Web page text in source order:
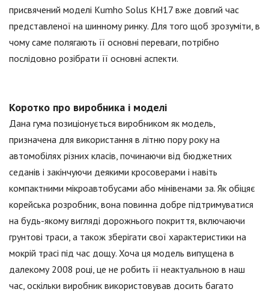
присвячений моделі Kumho Solus KH17 вже довгий час
представленої на шинному ринку. Для того щоб зрозуміти, в
чому саме полягають її основні переваги, потрібно
послідовно розібрати її основні аспекти.
Коротко про виробника і моделі
Дана гума позиціонується виробником як модель,
призначена для використання в літню пору року на
автомобілях різних класів, починаючи від бюджетних
седанів і закінчуючи деякими кросоверами і навіть
компактними мікроавтобусами або мінівенами за. Як обіцяє
корейська розробник, вона повинна добре підтримуватися
на будь-якому вигляді дорожнього покриття, включаючи
грунтові траси, а також зберігати свої характеристики на
мокрій трасі під час дощу. Хоча ця модель випущена в
далекому 2008 році, це не робить її неактуальною в наш
час, оскільки виробник використовував досить багато